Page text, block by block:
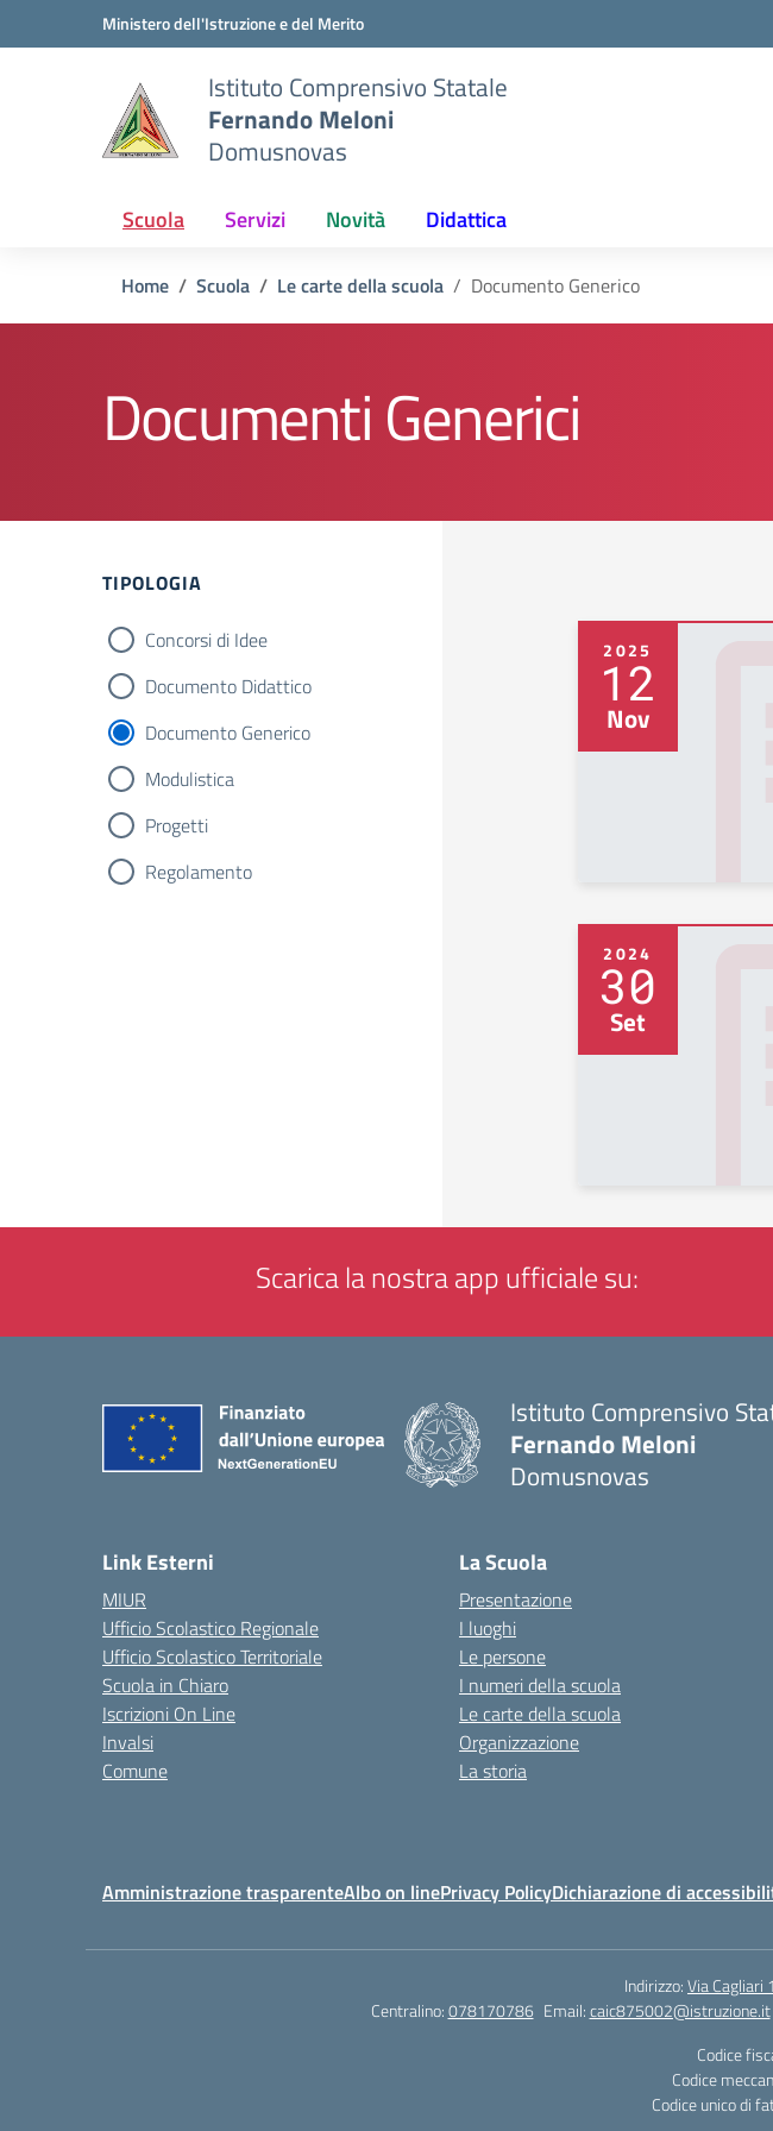
Vai ai contenuti
Vai al menu di navigazioneMinistero dell'Istruzione e del Merito
Istituto Comprensivo Statale
Fernando Meloni
Domusnovas
Scuola Servizi Novità Didattica
Home Scuola Le carte della scuola Documento Generico
Documenti Generici
Filtri
TIPOLOGIA
Concorsi di Idee
Documento Didattico
Documento Generico
Modulistica
Progetti
Regolamento
2025
12
Nov
2024
30
Set
Scarica la nostra app ufficiale su:
Istituto Comprensivo
Fernando Meloni
Domusnovas
Link Esterni
MIUR
Ufficio Scolastico Regionale
Ufficio Scolastico Territoriale
Scuola in Chiaro
Iscrizioni On Line
Invalsi
Comune
La Scuola
Presentazione
I luoghi
Le persone
I numeri della scuola
Le carte della scuola
Organizzazione
La storia
Amministrazione trasparenteAlbo on linePrivacy PolicyDichiarazione di
Indirizzo:Via Cagliari
Centralino:078170786 Email:caic875002@istruzione.it
Codice
Codice
Codice unico di